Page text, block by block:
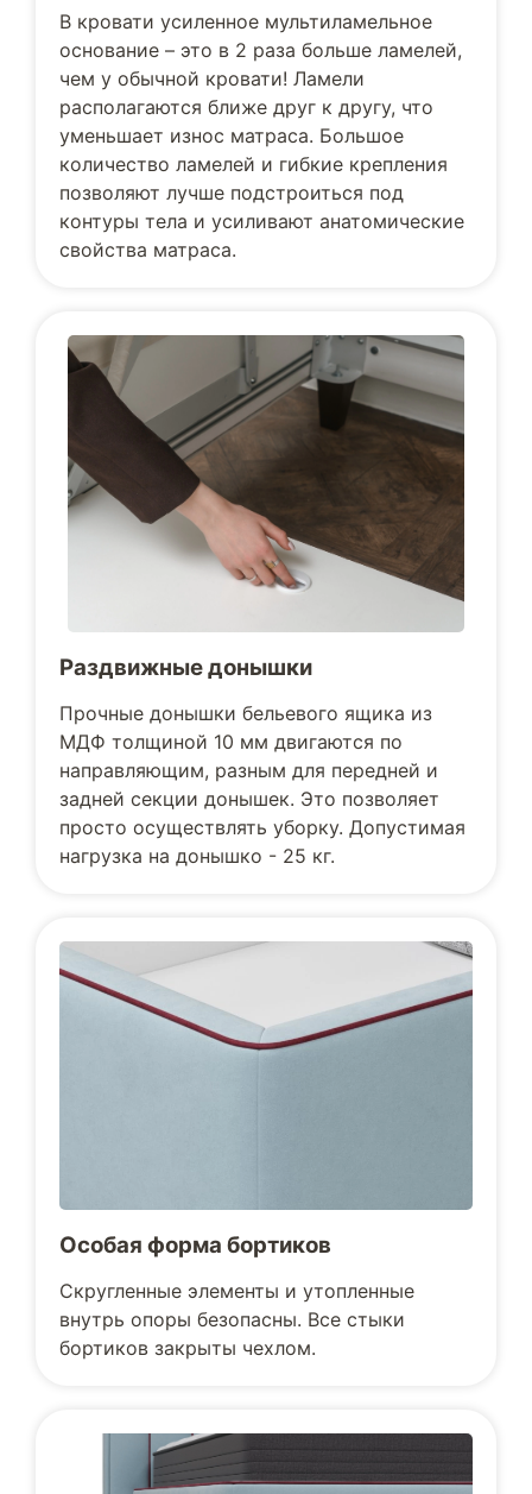
В кровати усиленное мультиламельное
основание – это в 2 раза больше ламелей,
чем у обычной кровати! Ламели
располагаются ближе друг к другу, что
уменьшает износ матраса. Большое
количество ламелей и гибкие крепления
позволяют лучше подстроиться под
контуры тела и усиливают анатомические
свойства матраса.
Раздвижные донышки
Прочные донышки бельевого ящика из
МДФ толщиной 10 мм двигаются по
направляющим, разным для передней и
задней секции донышек. Это позволяет
просто осуществлять уборку. Допустимая
нагрузка на донышко - 25 кг.
Особая форма бортиков
Скругленные элементы и утопленные
внутрь опоры безопасны. Все стыки
бортиков закрыты чехлом.